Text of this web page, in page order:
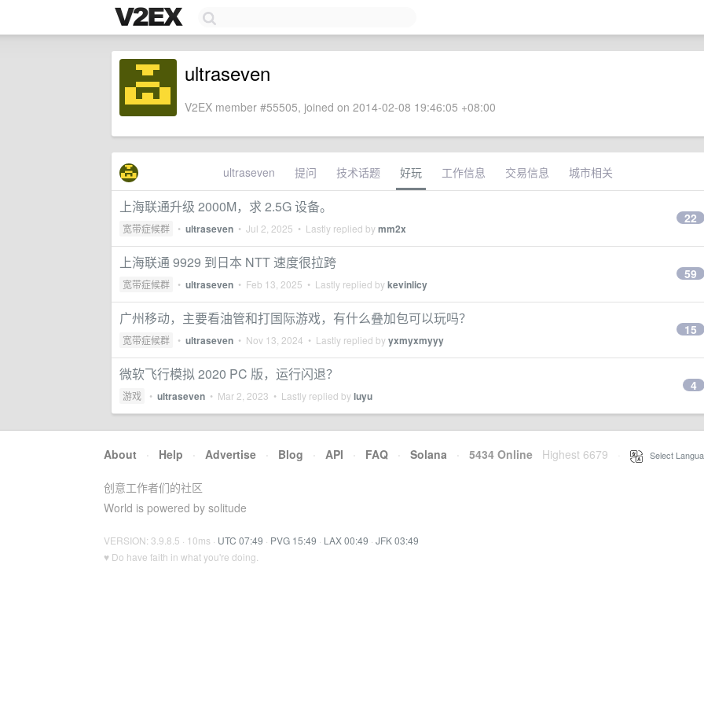
ultraseven
V2EX member #55505, joined on 2014-02-08 19:46:05 +08:00
ultraseven 提问 技术话题 好玩 工作信息 交易信息 城市相关
上海联通升级 2000M，求 2.5G 设备。
宽带症候群 • ultraseven • Jul 2, 2025 • Lastly replied bymm2x
22
上海联通 9929 到日本 NTT 速度很拉跨
宽带症候群 • ultraseven • Feb 13, 2025 • Lastly replied bykevinlicy
59
广州移动，主要看油管和打国际游戏，有什么叠加包可以玩吗？
宽带症候群 • ultraseven • Nov 13, 2024 • Lastly replied byyxmyxmyyy
15
微软飞行模拟 2020 PC 版，运行闪退？
游戏 • ultraseven • Mar 2, 2023 • Lastly replied byluyu
4
About · Help · Advertise · Blog · API · FAQ · Solana · 5434 Online Highest 6679 Select
创意工作者们的社区
World is powered by solitude
VERSION: 3.9.8.5 · 10ms · UTC 07:49 · PVG 15:49 · LAX 00:49 · JFK 03:49
♥ Do have faith in what you're doing.